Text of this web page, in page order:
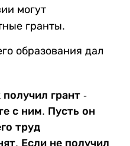
могут
гранты.
образования дал
грант -
с ним. Пусть он
труд
Если не получил